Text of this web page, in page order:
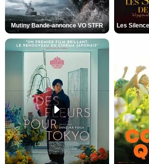
Mutiny Bande-annonce VO STFR